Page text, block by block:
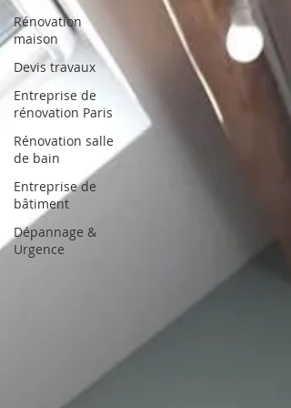
Rénovation
maison
Devis travaux
Entreprise de
rénovation Paris
Rénovation salle
de bain
Entreprise de
bâtiment
Dépannage &
Urgence